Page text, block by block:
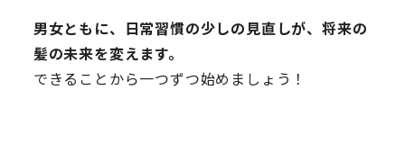
男女ともに、日常習慣の少しの見直しが、将来の
髪の未来を変えます。
できることから一つずつ始めましょう！